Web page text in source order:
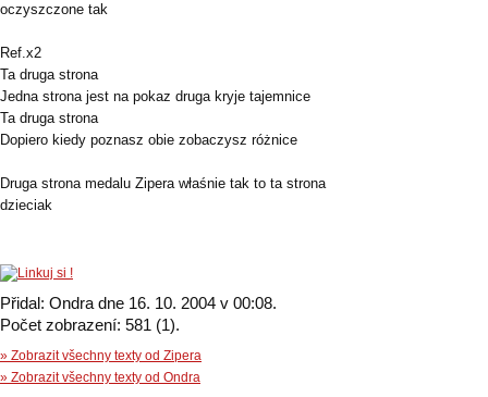
oczyszczone tak
Ref.x2
Ta druga strona
Jedna strona jest na pokaz druga kryje tajemnice
Ta druga strona
Dopiero kiedy poznasz obie zobaczysz różnice
Druga strona medalu Zipera właśnie tak to ta strona
dzieciak
Přidal: Ondra dne 16. 10. 2004 v 00:08.
Počet zobrazení: 581 (1).
» Zobrazit všechny texty od Zipera
» Zobrazit všechny texty od Ondra